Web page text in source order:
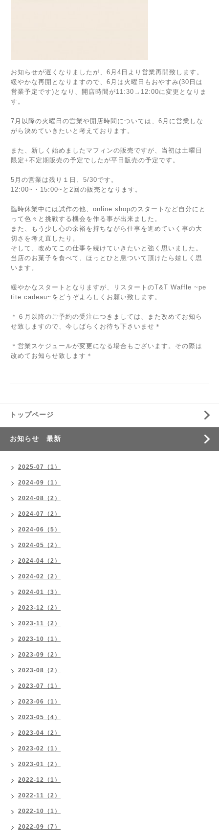
お知らせが遅くなりましたが、6月4日より営業再開致します。
緩やかな再開となりますので、6月は火曜日もおやすみ(30日は
営業予定です)となり、開店時間が11:30→12:00に変更となりま
す。
7月以降の火曜日の営業や開店時間については、6月に営業しな
がら決めていきたいと考えております。
また、新しく始めましたマフィンの販売ですが、当初は土曜日
限定+不定期販売の予定でしたが平日販売の予定です。
5月の営業は残り１日、5/30です。
12:00~・15:00~と2回の販売となります。
臨時休業中には試作の他、online shopのスタートなど自分にと
って色々と挑戦する機会を作る事が出来ました。
また、もう少し心の余裕を持ちながら仕事を進めていく事の大
切さを考え直したり。
そして、改めてこの仕事を続けていきたいと強く思いました。
当店のお菓子を食べて、ほっとひと息ついて頂けたら嬉しく思
います。
緩やかなスタートとなりますが、リスタートのT&T Waffle ~pe
tite cadeau~をどうぞよろしくお願い致します。
＊６月以降のご予約の受注につきましては、また改めてお知ら
せ致しますので、今しばらくお待ち下さいませ＊
＊営業スケジュールが変更になる場合もございます。その際は
改めてお知らせ致します＊
トップページ
お知らせ 最新
2025-07（1）
2024-09（1）
2024-08（2）
2024-07（2）
2024-06（5）
2024-05（2）
2024-04（2）
2024-02（2）
2024-01（3）
2023-12（2）
2023-11（2）
2023-10（1）
2023-09（2）
2023-08（2）
2023-07（1）
2023-06（1）
2023-05（4）
2023-04（2）
2023-02（1）
2023-01（2）
2022-12（1）
2022-11（2）
2022-10（1）
2022-09（7）